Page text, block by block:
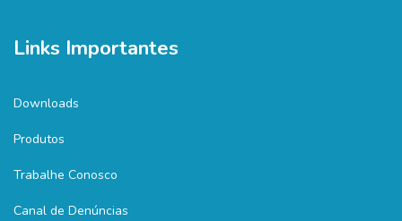
Links Importantes
Downloads
Produtos
Trabalhe Conosco
Canal de Denúncias